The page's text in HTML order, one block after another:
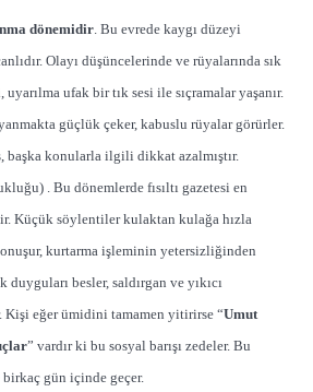
dönemidir. Bu evrede kaygı düzeyi
Olayı düşüncelerinde ve rüyalarında sık
ufak bir tık sesi ile sıçramalar yaşanır.
güçlük çeker, kabuslu rüyalar görürler.
konularla ilgili dikkat azalmıştır.
. Bu dönemlerde fısıltı gazetesi en
Küçük söylentiler kulaktan kulağa hızla
kurtarma işleminin yetersizliğinden
duyguları besler, saldırgan ve yıkıcı
Kişi eğer ümidini tamamen yitirirse “Umut
” vardır ki bu sosyal barışı zedeler. Bu
gün içinde geçer.